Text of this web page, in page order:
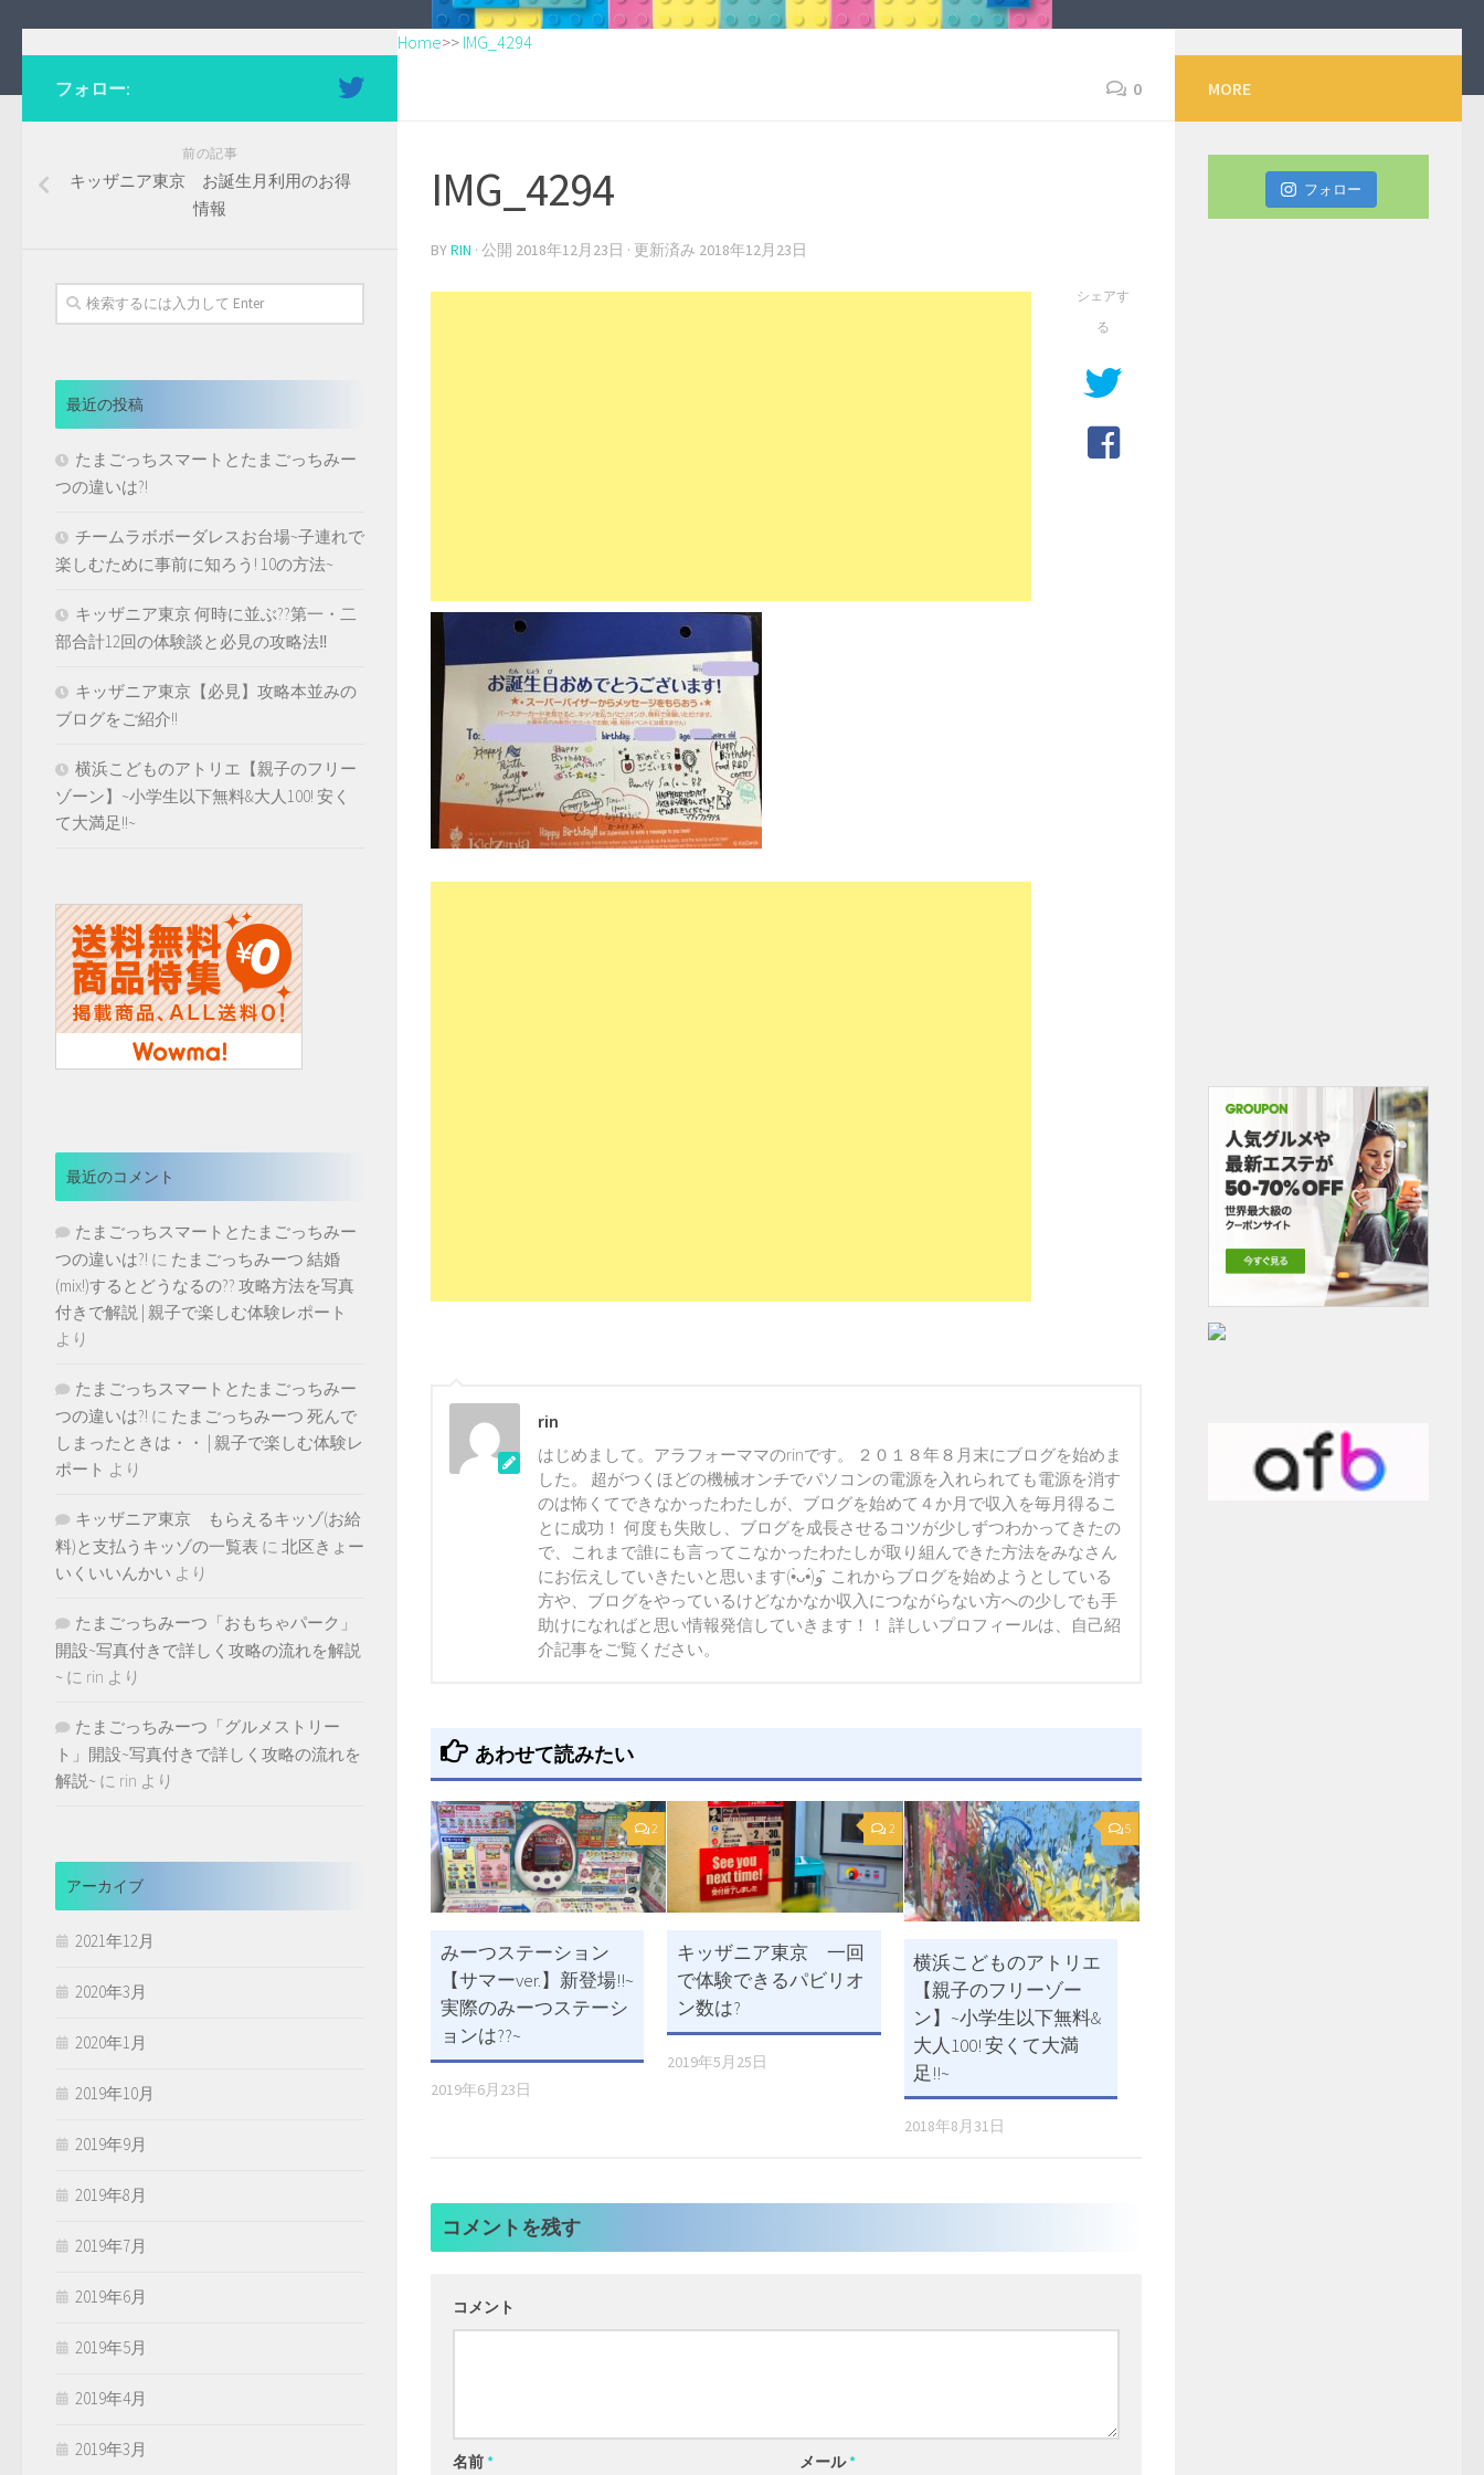
Home>> IMG_4294
0
IMG_4294
BYRIN · 公開 2018年12月23日 · 更新済み 2018年12月23日
シェアす
る
rin
はじめまして。アラフォーママのrinです。 ２０１８年８月末にブログを始めま
した。 超がつくほどの機械オンチでパソコンの電源を入れられても電源を消す
のは怖くてできなかったわたしが、ブログを始めて４か月で収入を毎月得るこ
とに成功！ 何度も失敗し、ブログを成長させるコツが少しずつわかってきたの
で、これまで誰にも言ってこなかったわたしが取り組んできた方法をみなさん
にお伝えしていきたいと思います(•̀ᴗ•́)و ̑̑ これからブログを始めようとしている
方や、ブログをやっているけどなかなか収入につながらない方への少しでも手
助けになればと思い情報発信していきます！！ 詳しいプロフィールは、自己紹
介記事をご覧ください。
あわせて読みたい
2
みーつステーション
【サマーver.】新登場!!~
実際のみーつステーシ
ョンは??~
2019年6月23日
2
キッザニア東京 一回
で体験できるパビリオ
ン数は?
2019年5月25日
5
横浜こどものアトリエ
【親子のフリーゾー
ン】~小学生以下無料&
大人100! 安くて大満
足!!~
2018年8月31日
コメントを残す
コメント
名前* メール*
フォロー:
前の記事
キッザニア東京 お誕生月利用のお得
情報
最近の投稿
たまごっちスマートとたまごっちみー
つの違いは?!
チームラボボーダレスお台場~子連れで
楽しむために事前に知ろう! 10の方法~
キッザニア東京 何時に並ぶ??第一・二
部合計12回の体験談と必見の攻略法‼️
キッザニア東京【必見】攻略本並みの
ブログをご紹介!!
横浜こどものアトリエ【親子のフリー
ゾーン】~小学生以下無料&大人100! 安く
て大満足!!~
最近のコメント
たまごっちスマートとたまごっちみー
つの違いは?! に たまごっちみーつ 結婚
(mix!)するとどうなるの?? 攻略方法を写真
付きで解説 | 親子で楽しむ体験レポート
より
たまごっちスマートとたまごっちみー
つの違いは?! に たまごっちみーつ 死んで
しまったときは・・ | 親子で楽しむ体験レ
ポート より
キッザニア東京 もらえるキッゾ(お給
料)と支払うキッゾの一覧表 に 北区きょー
いくいいんかい より
たまごっちみーつ「おもちゃパーク」
開設~写真付きで詳しく攻略の流れを解説
~ に rin より
たまごっちみーつ「グルメストリー
ト」開設~写真付きで詳しく攻略の流れを
解説~ に rin より
アーカイブ
2021年12月
2020年3月
2020年1月
2019年10月
2019年9月
2019年8月
2019年7月
2019年6月
2019年5月
2019年4月
2019年3月
MORE
フォロー